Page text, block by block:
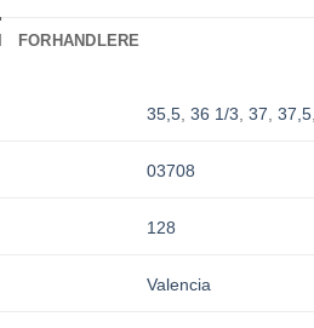
FORHANDLERE
35,5 ,36 1/3 ,37 ,37,5
03708
128
Valencia